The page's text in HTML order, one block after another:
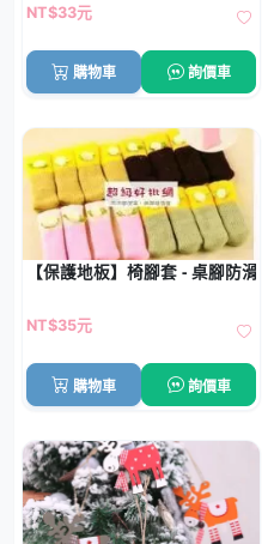
NT$33元
購物車 詢價車
【保護地板】椅腳套 - 桌腳防滑套
NT$35元
購物車 詢價車